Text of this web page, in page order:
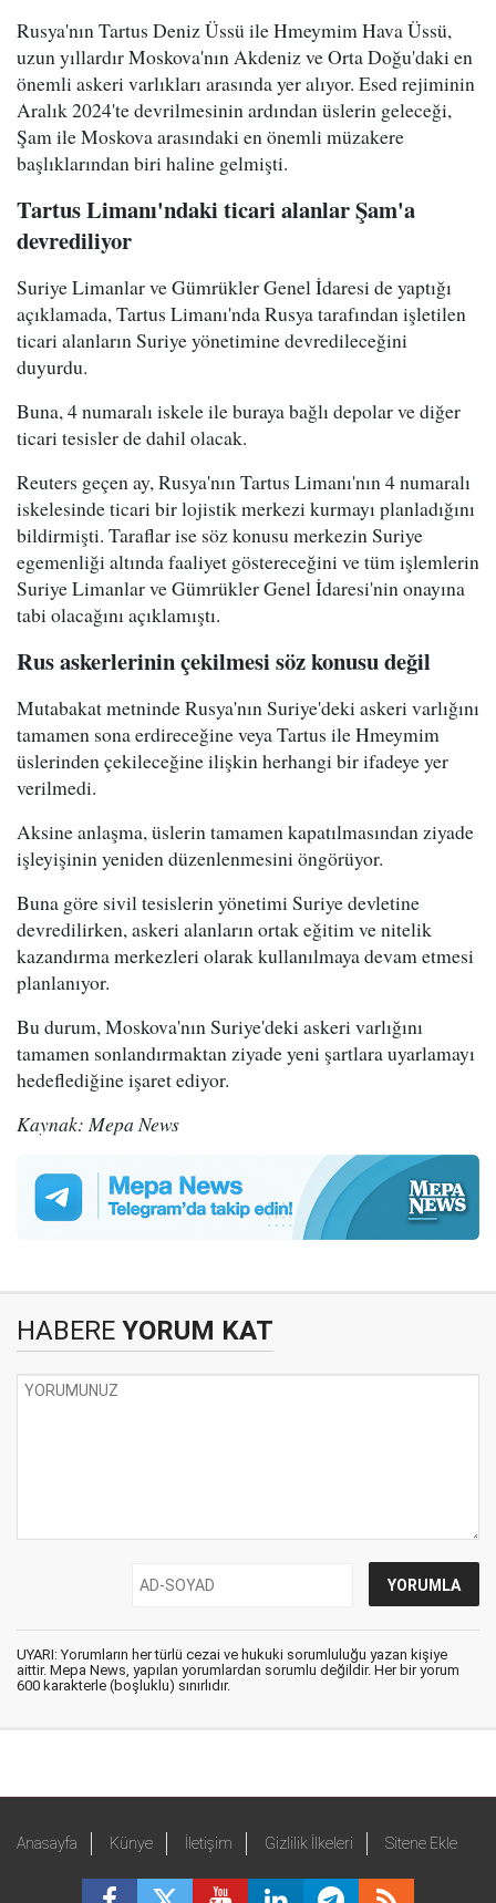
Rusya'nın Tartus Deniz Üssü ile Hmeymim Hava Üssü,
uzun yıllardır Moskova'nın Akdeniz ve Orta Doğu'daki en
önemli askeri varlıkları arasında yer alıyor. Esed rejiminin
Aralık 2024'te devrilmesinin ardından üslerin geleceği,
Şam ile Moskova arasındaki en önemli müzakere
başlıklarından biri haline gelmişti.
Tartus Limanı'ndaki ticari alanlar Şam'a
devrediliyor
Suriye Limanlar ve Gümrükler Genel İdaresi de yaptığı
açıklamada, Tartus Limanı'nda Rusya tarafından işletilen
ticari alanların Suriye yönetimine devredileceğini
duyurdu.
Buna, 4 numaralı iskele ile buraya bağlı depolar ve diğer
ticari tesisler de dahil olacak.
Reuters geçen ay, Rusya'nın Tartus Limanı'nın 4 numaralı
iskelesinde ticari bir lojistik merkezi kurmayı planladığını
bildirmişti. Taraflar ise söz konusu merkezin Suriye
egemenliği altında faaliyet göstereceğini ve tüm işlemlerin
Suriye Limanlar ve Gümrükler Genel İdaresi'nin onayına
tabi olacağını açıklamıştı.
Rus askerlerinin çekilmesi söz konusu değil
Mutabakat metninde Rusya'nın Suriye'deki askeri varlığını
tamamen sona erdireceğine veya Tartus ile Hmeymim
üslerinden çekileceğine ilişkin herhangi bir ifadeye yer
verilmedi.
Aksine anlaşma, üslerin tamamen kapatılmasından ziyade
işleyişinin yeniden düzenlenmesini öngörüyor.
Buna göre sivil tesislerin yönetimi Suriye devletine
devredilirken, askeri alanların ortak eğitim ve nitelik
kazandırma merkezleri olarak kullanılmaya devam etmesi
planlanıyor.
Bu durum, Moskova'nın Suriye'deki askeri varlığını
tamamen sonlandırmaktan ziyade yeni şartlara uyarlamayı
hedeflediğine işaret ediyor.
Kaynak: Mepa News
HABERE YORUM KAT
UYARI: Yorumların her türlü cezai ve hukuki sorumluluğu yazan kişiye
aittir. Mepa News, yapılan yorumlardan sorumlu değildir. Her bir yorum
600 karakterle (boşluklu) sınırlıdır.
Anasayfa Künye İletişim Gizlilik İlkeleri Sitene Ekle